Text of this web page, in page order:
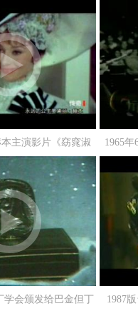
本主演影片《窈窕淑
女》
1965
学会颁发给巴金但丁 1987